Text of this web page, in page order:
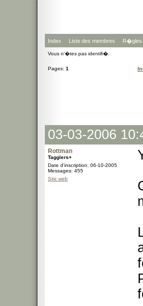
Index Liste des membres R�gles
Vous n'�tes pas identifi�.
Pages: 1
03-03-2006
Rottman
Tagglers+
Date d'inscription: 06-10-2005
Messages: 455
Site web